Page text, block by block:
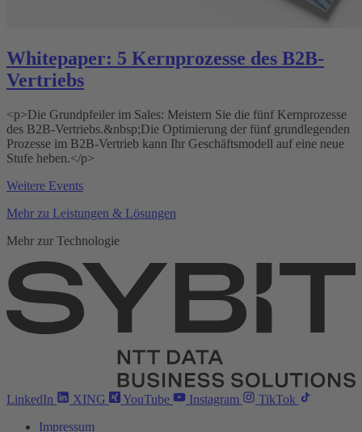
Whitepaper: 5 Kernprozesse des B2B-
Vertriebs
<p>Die Grundpfeiler im Sales: Meistern Sie die fünf Kernprozesse
des B2B-Vertriebs.&nbsp;Die Optimierung der fünf grundlegenden
Prozesse im B2B-Vertrieb kann Ihr Geschäftsmodell auf eine neue
Stufe heben.</p>
Weitere Events
Mehr zu Leistungen & Lösungen
Mehr zur Technologie
LinkedIn XING YouTube Instagram
TikTok
Impressum